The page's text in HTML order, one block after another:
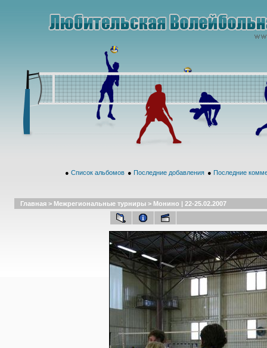
● Список альбомов ● Последние добавления ● Последние
Главная > Межрегиональные турниры > Монино | 22-25.02.2007